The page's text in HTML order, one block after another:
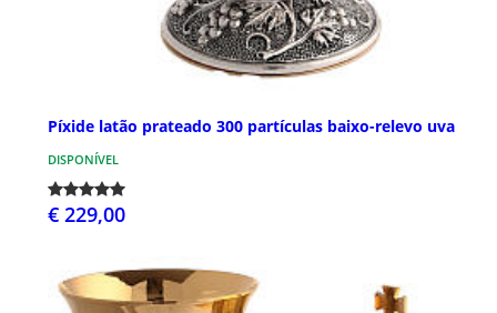
Píxide latão prateado 300 partículas baixo-relevo uva
DISPONÍVEL
€ 229,00